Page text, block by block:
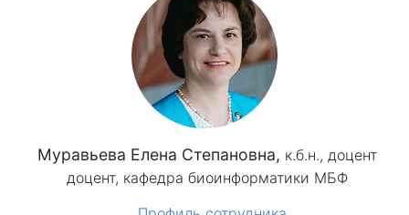
Муравьева Елена Степановна, к.б.н.,доцент
доцент, кафедра биоинформатики МБФ